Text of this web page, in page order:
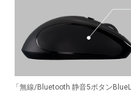
「無線/Bluetooth 静音5ボタン